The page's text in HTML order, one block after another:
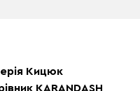
Кицюк
KARANDASH